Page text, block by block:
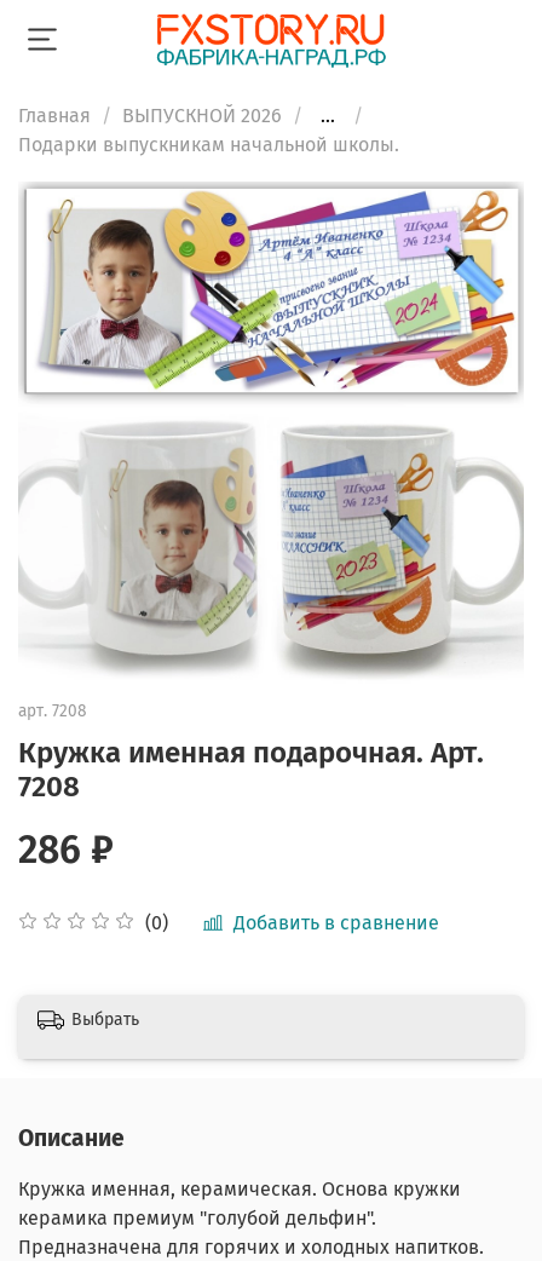
Главная ВЫПУСКНОЙ 2026
...
Подарки выпускникам начальной школы.
арт. 7208
Кружка именная подарочная. Арт.
7208
(0) Добавить в сравнение
286 ₽
Выбрать
Описание
Кружка именная, керамическая. Основа кружки
керамика премиум "голубой дельфин".
Предназначена для горячих и холодных напитков.